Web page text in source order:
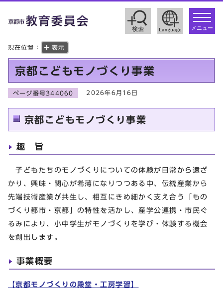
toggle
メニュー
現在位置： 表示
京都こどもモノづくり事業
ページ番号344060 2026年6月16日
京都こどもモノづくり事業
趣 旨
子どもたちのモノづくりについての体験が日常から遠ざ
かり、興味・関心が希薄になりつつある中、伝統産業から
先端技術産業が共生し、相互にきめ細かく支え合う「もの
づくり都市・京都」の特性を活かし、産学公連携・市民ぐ
るみにより、小中学生がモノづくりを学び・体験する機会
を創出します。
事業概要
【京都モノづくりの殿堂・工房学習】